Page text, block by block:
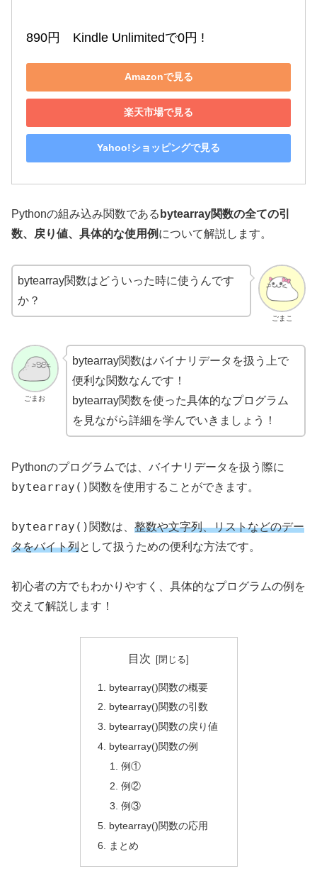
890円　Kindle Unlimitedで0円 !
Amazonで見る
楽天市場で見る
Yahoo!ショッピングで見る
Pythonの組み込み関数である bytearray関数の全ての引
数、戻り値、具体的な使用例 について解説します。
ごまこ
bytearray関数はどういった時に使うんです
か？
ごまお
bytearray関数はバイナリデータを扱う上で
便利な関数なんです！
bytearray関数を使った具体的なプログラム
を見ながら詳細を学んでいきましょう！
Pythonのプログラムでは、バイナリデータを扱う際に
bytearray() 関数を使用することができます。
bytearray() 関数は、 整数や文字列、リストなどのデー
タをバイト列として扱うための便利な方法です。
初心者の方でもわかりやすく、具体的なプログラムの例を
交えて解説します！
目次
bytearray()関数の概要
bytearray()関数の引数
bytearray()関数の戻り値
bytearray()関数の例
例①
例②
例③
bytearray()関数の応用
まとめ